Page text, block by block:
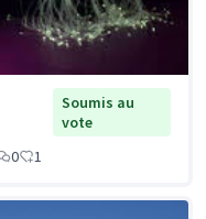
Soumis au
vote
0 1